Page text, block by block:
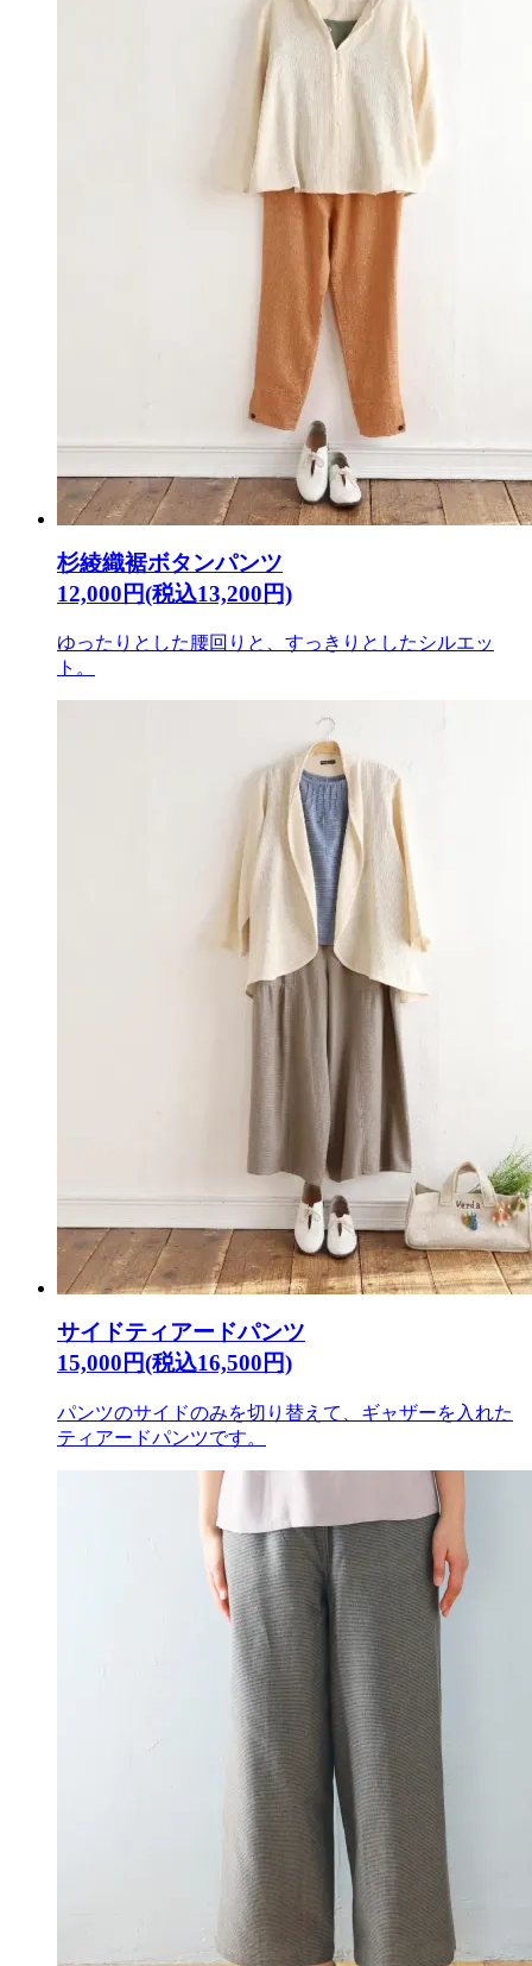
杉綾織裾ボタンパンツ
12,000円(税込13,200円)
ゆったりとした腰回りと、すっきりとしたシルエッ
ト。
サイドティアードパンツ
15,000円(税込16,500円)
パンツのサイドのみを切り替えて、ギャザーを入れた
ティアードパンツです。